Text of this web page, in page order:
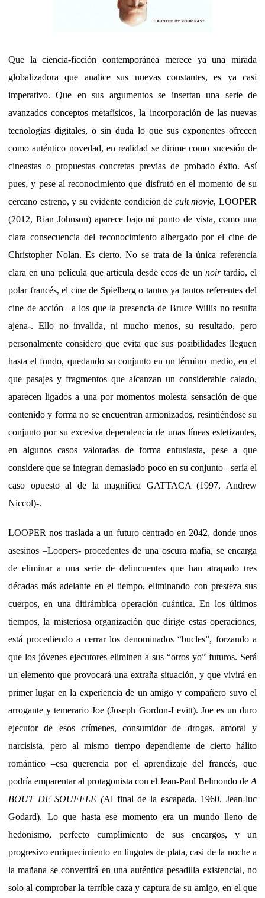
Que la ciencia-ficción contemporánea merece ya una mirada
globalizadora que analice sus nuevas constantes, es ya casi
imperativo. Que en sus argumentos se insertan una serie de
avanzados conceptos metafísicos, la incorporación de las nuevas
tecnologías digitales, o sin duda lo que sus exponentes ofrecen
como auténtico novedad, en realidad se dirime como sucesión de
cineastas o propuestas concretas previas de probado éxito. Así
pues, y pese al reconocimiento que disfrutó en el momento de su
cercano estreno, y su evidente condición de cult movie, LOOPER
(2012, Rian Johnson) aparece bajo mi punto de vista, como una
clara consecuencia del reconocimiento albergado por el cine de
Christopher Nolan. Es cierto. No se trata de la única referencia
clara en una película que articula desde ecos de un noirtardío, el
polar francés, el cine de Spielberg o tantos ya tantos referentes del
cine de acción –a los que la presencia de Bruce Willis no resulta
ajena-. Ello no invalida, ni mucho menos, su resultado, pero
personalmente considero que evita que sus posibilidades lleguen
hasta el fondo, quedando su conjunto en un término medio, en el
que pasajes y fragmentos que alcanzan un considerable calado,
aparecen ligados a una por momentos molesta sensación de que
contenido y forma no se encuentran armonizados, resintiéndose su
conjunto por su excesiva dependencia de unas líneas estetizantes,
en algunos casos valoradas de forma entusiasta, pese a que
considere que se integran demasiado poco en su conjunto –sería el
caso opuesto al de la magnífica GATTACA (1997, Andrew
Niccol)-.
LOOPER nos traslada a un futuro centrado en 2042, donde unos
asesinos –Loopers- procedentes de una oscura mafia, se encarga
de eliminar a una serie de delincuentes que han atrapado tres
décadas más adelante en el tiempo, eliminando con presteza sus
cuerpos, en una ditirámbica operación cuántica. En los últimos
tiempos, la misteriosa organización que dirige estas operaciones,
está procediendo a cerrar los denominados “bucles”, forzando a
que los jóvenes ejecutores eliminen a sus “otros yo” futuros. Será
un elemento que provocará una extraña situación, y que vivirá en
primer lugar en la experiencia de un amigo y compañero suyo el
arrogante y temerario Joe (Joseph Gordon-Levitt). Joe es un duro
ejecutor de esos crímenes, consumidor de drogas, amoral y
narcisista, pero al mismo tiempo dependiente de cierto hálito
romántico –esa querencia por el aprendizaje del francés, que
podría emparentar al protagonista con el Jean-Paul Belmondo de A
BOUT DE SOUFFLE (Al final de la escapada, 1960. Jean-luc
Godard). Lo que hasta ese momento era un mundo lleno de
hedonismo, perfecto cumplimiento de sus encargos, y un
progresivo enriquecimiento en lingotes de plata, casi de la noche a
la mañana se convertirá en una auténtica pesadilla existencial, no
solo al comprobar la terrible caza y captura de su amigo, en el que